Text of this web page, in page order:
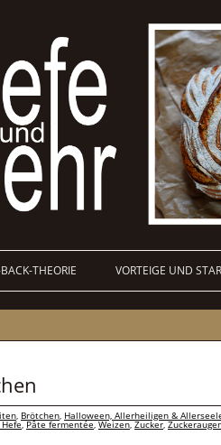
THEORIE VORTEIGE UND
, Brötchen, Halloween, Allerheiligen &
,Pâte fermentée,Weizen,Zucker,